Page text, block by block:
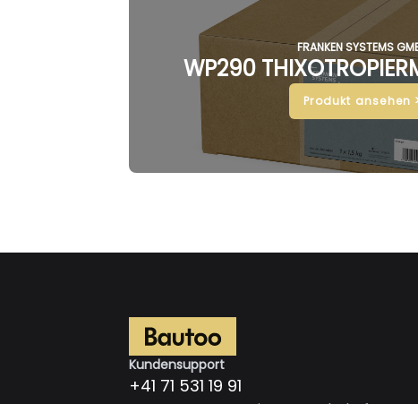
FRANKEN SYSTEMS
WP290
Produkt ansehen
Kundensupport
+41 71 531 19 91